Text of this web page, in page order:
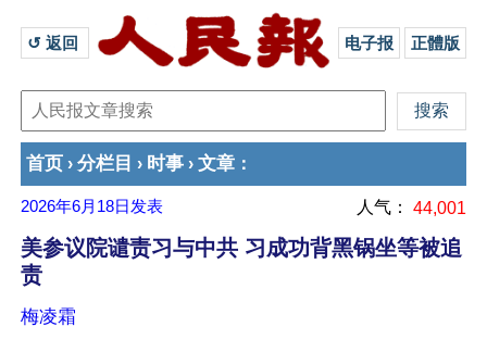
↺ 返回 电子报 正體版
首页 › 分栏目 › 时事 › 文章 ：
2026年6月18日 发表 人气： 44,001
美参议院谴责习与中共 习成功背黑锅坐等被追
责
梅凌霜